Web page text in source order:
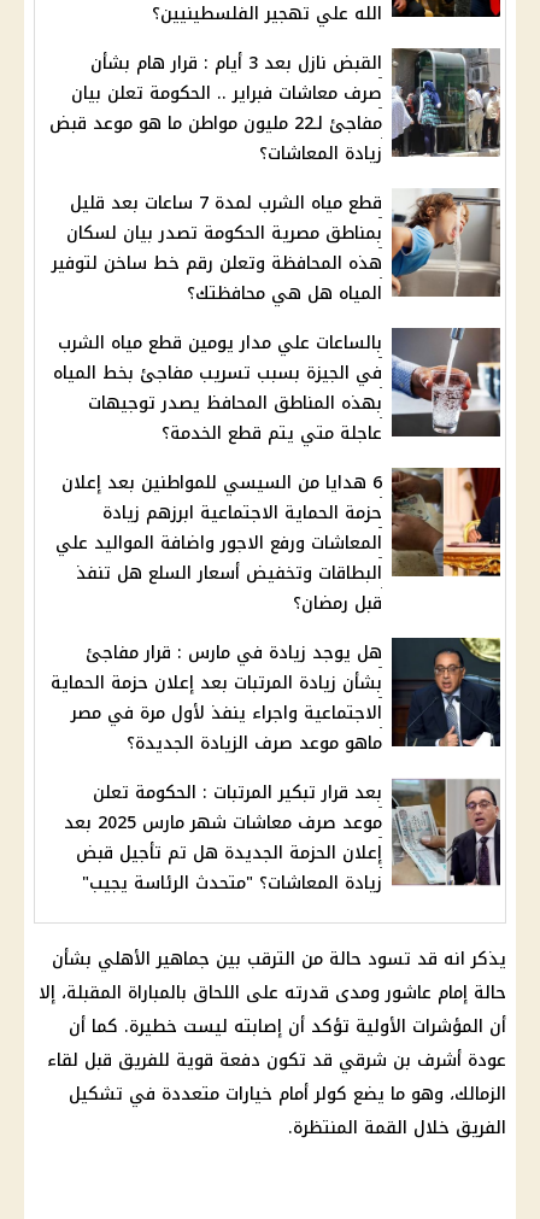
الله علي تهجير الفلسطينيين؟
القبض نازل بعد 3 أيام : قرار هام بشأن
صرف معاشات فبراير .. الحكومة تعلن بيان
مفاجئ لـ22 مليون مواطن ما هو موعد قبض
زيادة المعاشات؟
قطع مياه الشرب لمدة 7 ساعات بعد قليل
بمناطق مصرية الحكومة تصدر بيان لسكان
هذه المحافظة وتعلن رقم خط ساخن لتوفير
المياه هل هي محافظتك؟
بالساعات علي مدار يومين قطع مياه الشرب
في الجيزة بسبب تسريب مفاجئ بخط المياه
بهذه المناطق المحافظ يصدر توجيهات
عاجلة متي يتم قطع الخدمة؟
6 هدايا من السيسي للمواطنين بعد إعلان
حزمة الحماية الاجتماعية ابرزهم زيادة
المعاشات ورفع الاجور واضافة المواليد علي
البطاقات وتخفيض أسعار السلع هل تنفذ
قبل رمضان؟
هل يوجد زيادة في مارس : قرار مفاجئ
بشأن زيادة المرتبات بعد إعلان حزمة الحماية
الاجتماعية واجراء ينفذ لأول مرة في مصر
ماهو موعد صرف الزيادة الجديدة؟
بعد قرار تبكير المرتبات : الحكومة تعلن
موعد صرف معاشات شهر مارس 2025 بعد
إعلان الحزمة الجديدة هل تم تأجيل قبض
زيادة المعاشات؟ "متحدث الرئاسة يجيب"
يذكر انه قد تسود حالة من الترقب بين جماهير الأهلي بشأن
حالة إمام عاشور ومدى قدرته على اللحاق بالمباراة المقبلة، إلا
أن المؤشرات الأولية تؤكد أن إصابته ليست خطيرة. كما أن
عودة أشرف بن شرقي قد تكون دفعة قوية للفريق قبل لقاء
الزمالك، وهو ما يضع كولر أمام خيارات متعددة في تشكيل
الفريق خلال القمة المنتظرة.